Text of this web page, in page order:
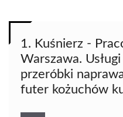
1. Kuśnierz -
Warszawa.
przeróbki
futer kożuchów